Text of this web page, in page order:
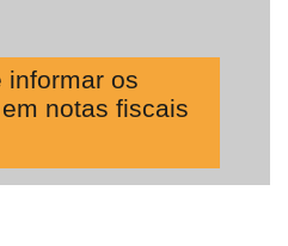
informar os
notas fiscais